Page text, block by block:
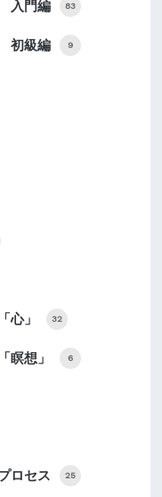
入門編 83
初級編 9
心」 32
瞑想」 6
ロセス 25